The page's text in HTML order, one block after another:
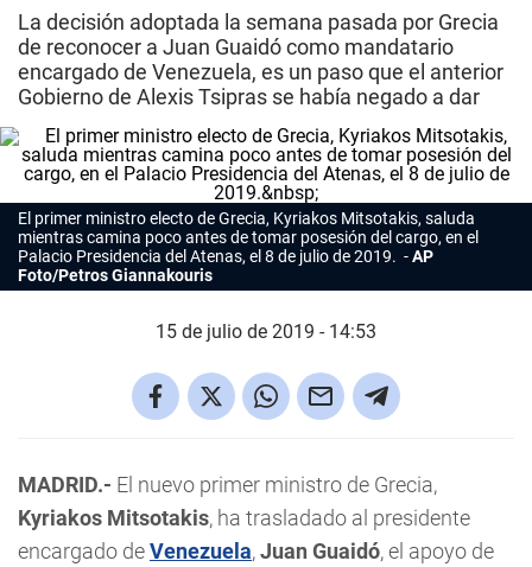
La decisión adoptada la semana pasada por Grecia
de reconocer a Juan Guaidó como mandatario
encargado de Venezuela, es un paso que el anterior
Gobierno de Alexis Tsipras se había negado a dar
El primer ministro electo de Grecia, Kyriakos Mitsotakis, saluda
mientras camina poco antes de tomar posesión del cargo, en el
Palacio Presidencia del Atenas, el 8 de julio de 2019.
AP
Foto/Petros Giannakouris
15 de julio de 2019 - 14:53
MADRID.- El nuevo primer ministro de Grecia,
Kyriakos Mitsotakis, ha trasladado al presidente
encargado deVenezuela,Juan Guaidó, el apoyo de